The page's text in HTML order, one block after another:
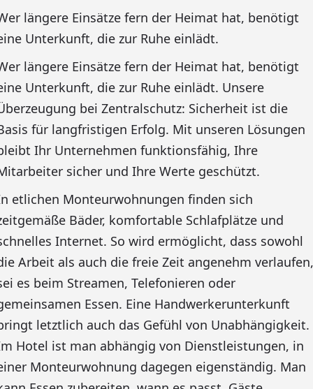
längere Einsätze fern der Heimat hat, benötigt
Unterkunft, die zur Ruhe einlädt.
längere Einsätze fern der Heimat hat, benötigt
Unterkunft, die zur Ruhe einlädt. Unsere
bei Zentralschutz: Sicherheit ist die
für langfristigen Erfolg. Mit unseren Lösungen
Ihr Unternehmen funktionsfähig, Ihre
sicher und Ihre Werte geschützt.
etlichen Monteurwohnungen finden sich
Bäder, komfortable Schlafplätze und
Internet. So wird ermöglicht, dass sowohl
Arbeit als auch die freie Zeit angenehm verlaufen,
es beim Streamen, Telefonieren oder
Essen. Eine Handwerkerunterkunft
letztlich auch das Gefühl von Unabhängigkeit.
Hotel ist man abhängig von Dienstleistungen, in
Monteurwohnung dagegen eigenständig. Man